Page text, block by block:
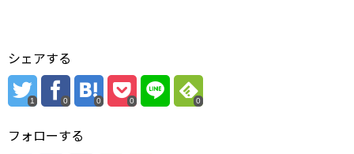
シェアする
1 0 0 0 0
フォローする